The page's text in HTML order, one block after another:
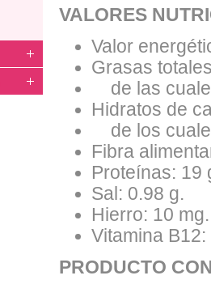
VALORES
Valor
Grasas
de las
Hidratos de
de los
Fibra
Proteínas: 19
Sal: 0.98 g.
Hierro: 10 mg.
Vitamina B12:
PRODUCTO